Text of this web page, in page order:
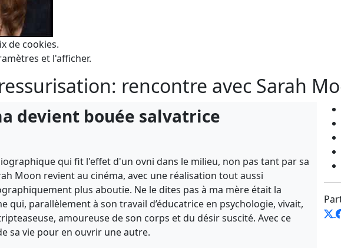
de cookies.
et l'afficher.
rencontre avec Sarah
devient bouée salvatrice
qui fit l'effet d'un ovni dans le milieu, non pas tant par sa
Moon revient au cinéma, avec une réalisation tout aussi
plus aboutie. Ne le dites pas à ma mère était la
qui, parallèlement à son travail d’éducatrice en psychologie, vivait,
amoureuse de son corps et du désir suscité. Avec ce
sa vie pour en ouvrir une autre.